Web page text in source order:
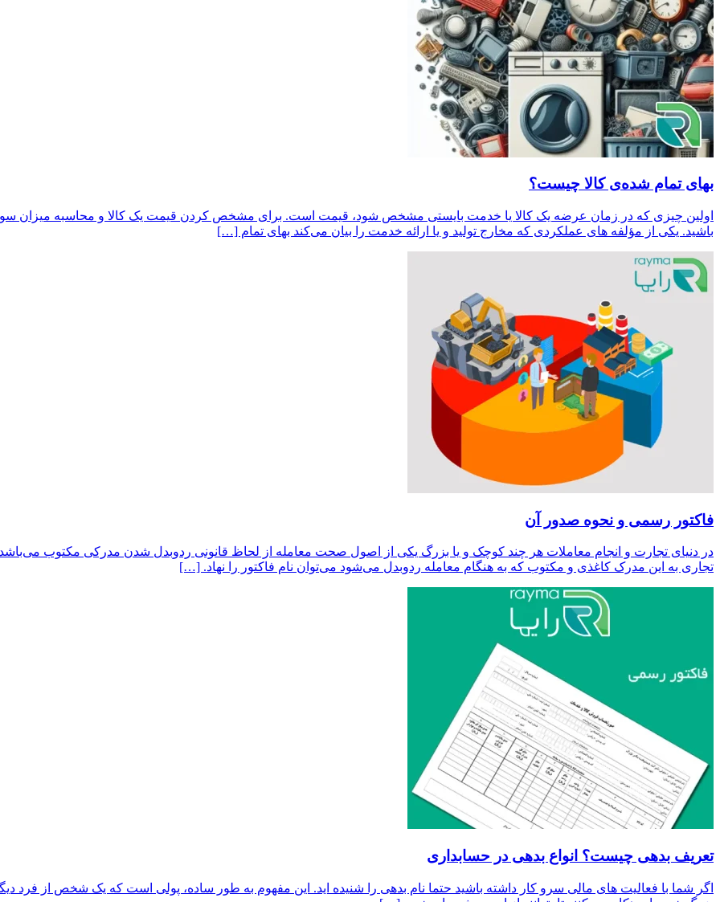
بهای تمام شده‌ی کالا چیست؟
اولین چیزی که در زمان عرضه یک کالا یا خدمت بایستی مشخص شود، قیمت است. برای مشخص کردن قیمت یک کالا و محاسبه میزان سود
باشید. یکی از مؤلفه های عملکردی که مخارج تولید و یا ارائه خدمت را بیان می‌کند بهای تمام […]
فاکتور رسمی ‌و نحوه صدور آن
در دنیای تجارت و انجام معاملات هر چند کوچک و یا بزرگ یکی از اصول صحت معامله از لحاظ قانونی ردوبدل شدن مدرکی مکتوب
تجاری به این مدرک کاغذی و مکتوب که به هنگام معامله ردوبدل می‌شود می‌توان نام فاکتور را نهاد. […]
تعریف بدهی چیست؟ انواع بدهی در حسابداری
اگر شما با فعالیت های مالی سرو کار داشته باشید حتما نام بدهی را شنیده اید. این مفهوم به طور ساده، پولی است که یک شخص از